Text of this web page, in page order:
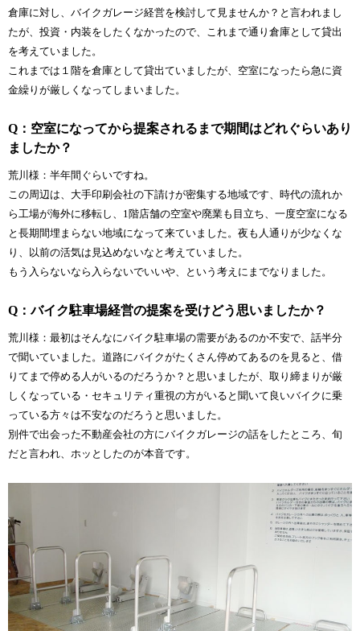
倉庫に対し、バイクガレージ経営を検討して見ませんか？と言われまし
たが、投資・内装をしたくなかったので、これまで通り倉庫として貸出
を考えていました。
これまでは１階を倉庫として貸出ていましたが、空室になったら急に資
金繰りが厳しくなってしまいました。
Q：空室になってから提案されるまで期間はどれぐらいあり
ましたか？
荒川様：半年間ぐらいですね。
この周辺は、大手印刷会社の下請けが密集する地域です、時代の流れか
ら工場が海外に移転し、1階店舗の空室や廃業も目立ち、一度空室になる
と長期間埋まらない地域になって来ていました。夜も人通りが少なくな
り、以前の活気は見込めないなと考えていました。
もう入らないなら入らないでいいや、という考えにまでなりました。
Q：バイク駐車場経営の提案を受けどう思いましたか？
荒川様：最初はそんなにバイク駐車場の需要があるのか不安で、話半分
で聞いていました。道路にバイクがたくさん停めてあるのを見ると、借
りてまで停める人がいるのだろうか？と思いましたが、取り締まりが厳
しくなっている・セキュリティ重視の方がいると聞いて良いバイクに乗
っている方々は不安なのだろうと思いました。
別件で出会った不動産会社の方にバイクガレージの話をしたところ、旬
だと言われ、ホッとしたのが本音です。